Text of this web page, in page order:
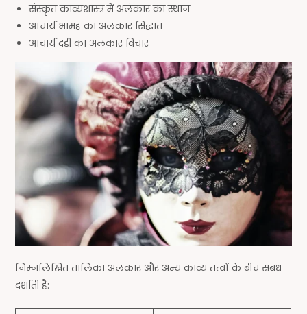
संस्कृत काव्यशास्त्र में अलंकार का स्थान
आचार्य भामह का अलंकार सिद्धांत
आचार्य दंडी का अलंकार विचार
निम्नलिखित तालिका अलंकार और अन्य काव्य तत्वों के बीच संबंध
दर्शाती है: